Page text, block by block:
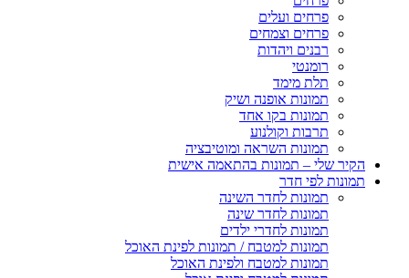
פרחים ועלים
פרחים וצמחים
רבנים ויהדות
רומנטי
תלת מימד
תמונות אופנה ושיק
תמונות בקו אחד
תרבות וקולנוע
תמונות השראה ומוטיבציה
הקיר שלי – תמונות בהתאמה אישית
תמונות לפי חדר
תמונות לחדר השינה
תמונות לחדר שינה
תמונות לחדרי ילדים
תמונות למטבח / תמונות לפינת האוכל
תמונות למטבח ולפינת האוכל